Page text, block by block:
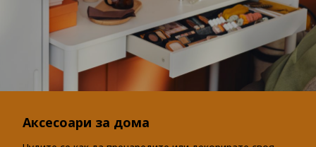
Аксесоари за дома